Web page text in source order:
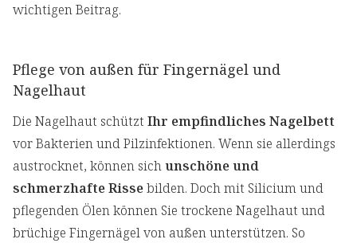
wichtigen Beitrag.
Pflege von außen für Fingernägel und
Nagelhaut
Die Nagelhaut schützt Ihr empfindliches Nagelbett
vor Bakterien und Pilzinfektionen. Wenn sie allerdings
austrocknet, können sichunschöne und
schmerzhafte Rissebilden. Doch mit Silicium und
pflegenden Ölen können Sie trockene Nagelhaut und
brüchige Fingernägel von außen unterstützen. So